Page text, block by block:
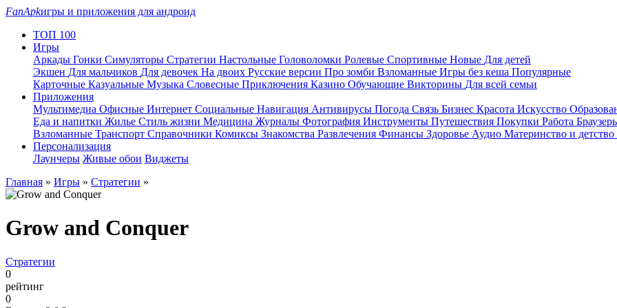
FanApkигры и приложения для андроид
ТОП 100
Игры
Аркады Гонки Симуляторы Стратегии Настольные Головоломки Ролевые Спортивные Новые Для детей
Экшен Для мальчиков Для девочек На двоих Русские версии Про зомби Взломанные Игры без кеша Популярные
Карточные Казуальные Музыка Словесные Приключения Казино Обучающие Викторины Для всей семьи
Приложения
Мультимедиа Офисные Интернет Социальные Навигация Антивирусы Погода Связь Бизнес Красота Искусство
Еда и напитки Жилье Стиль жизни Медицина Журналы Фотография Инструменты Путешествия Покупки Работа
Взломанные Транспорт Справочники Комиксы Знакомства Развлечения Финансы Здоровье Аудио Материнство и детство
Персонализация
Лаунчеры Живые обои Виджеты
Главная » Игры » Стратегии »
Grow and Conquer
Стратегии
0
рейтинг
0